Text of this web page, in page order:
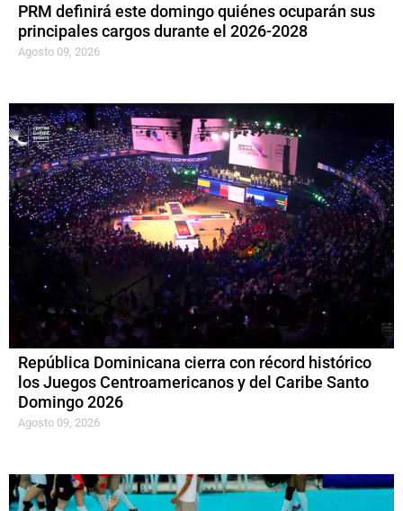
PRM definirá este domingo quiénes ocuparán sus
principales cargos durante el 2026-2028
Agosto 09, 2026
República Dominicana cierra con récord histórico
los Juegos Centroamericanos y del Caribe Santo
Domingo 2026
Agosto 09, 2026